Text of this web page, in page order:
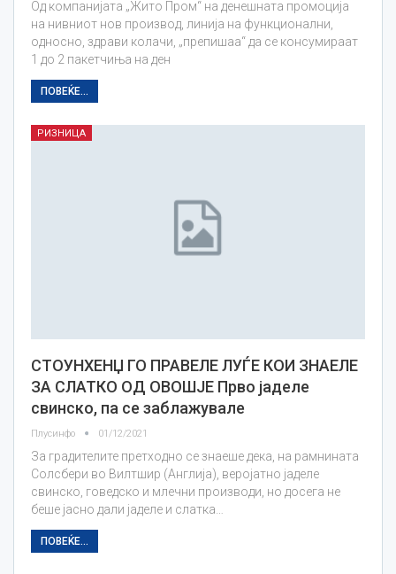
Од компанијата „Жито Пром“ на денешната промоција
на нивниот нов производ, линија на функционални,
односно, здрави колачи, „препишаа“ да се консумираат
1 до 2 пакетчиња на ден
ПОВЕЌЕ...
РИЗНИЦА
СТОУНХЕНЏ ГО ПРАВЕЛЕ ЛУЃЕ КОИ ЗНАЕЛЕ
ЗА СЛАТКО ОД ОВОШЈЕ Прво јаделе
свинско, па се заблажувале
Плусинфо 01/12/2021
За градителите претходно се знаеше дека, на рамнината
Солсбери во Вилтшир (Англија), веројатно јаделе
свинско, говедско и млечни производи, но досега не
беше јасно дали јаделе и слатка…
ПОВЕЌЕ...